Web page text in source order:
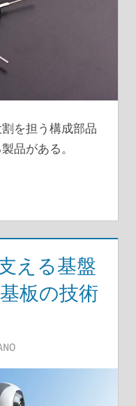
を担う構成部品
品がある。
える基盤
板の技術